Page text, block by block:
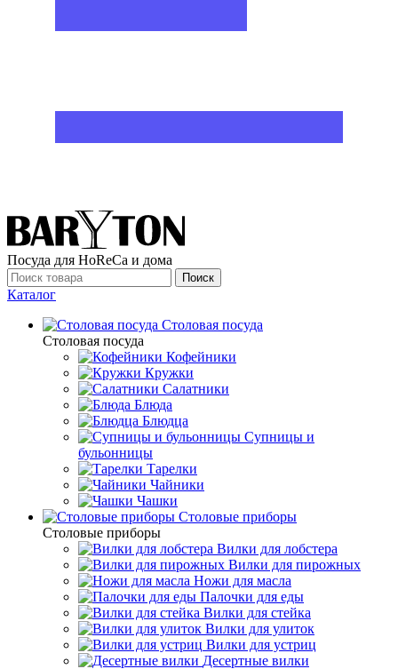
Посуда для HoReCa и дома
Поиск
Каталог
Столовая посуда
Столовая посуда
Кофейники
Кружки
Салатники
Блюда
Блюдца
Супницы и
бульонницы
Тарелки
Чайники
Чашки
Cтоловые приборы
Cтоловые приборы
Вилки для лобстера
Вилки для пирожных
Ножи для масла
Палочки для еды
Вилки для стейка
Вилки для улиток
Вилки для устриц
Десертные вилки